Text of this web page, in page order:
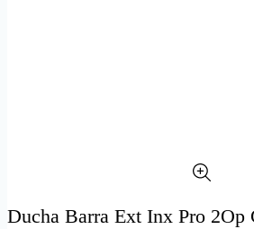
Ducha Barra Ext Inx Pro 2Op